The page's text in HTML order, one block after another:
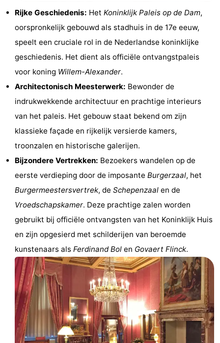
Fietsen
Wandelen
Amusement
Nachtleven
drinken
Winkelen
Markten
Warenhuizen
Evenementen
Uitgelicht
Grachtengordel
Coffeeshops
Homohoofdstad
Rosse
buurt
Geschiedenis
Rijke Geschiedenis: Het Koninklijk Paleis op de Dam,
oorspronkelijk gebouwd als stadhuis in de 17e eeuw,
speelt een cruciale rol in de Nederlandse koninklijke
geschiedenis. Het dient als officiële ontvangstpaleis
voor koning Willem-Alexander.
Architectonisch Meesterwerk: Bewonder de
indrukwekkende architectuur en prachtige interieurs
van het paleis. Het gebouw staat bekend om zijn
klassieke façade en rijkelijk versierde kamers,
troonzalen en historische galerijen.
Bijzondere Vertrekken: Bezoekers wandelen op de
eerste verdieping door de imposante Burgerzaal, het
Burgermeestersvertrek, de Schepenzaal en de
Vroedschapskamer. Deze prachtige zalen worden
gebruikt bij officiële ontvangsten van het Koninklijk Huis
en zijn opgesierd met schilderijen van beroemde
kunstenaars als Ferdinand Bol en Govaert Flinck.